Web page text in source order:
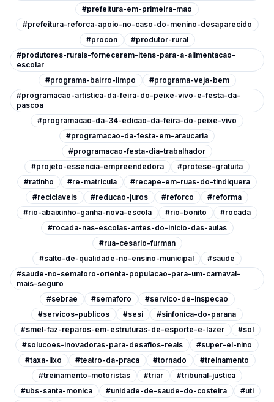
#prefeitura-em-primeira-mao
#prefeitura-reforca-apoio-no-caso-do-menino-desaparecido
#procon
#produtor-rural
#produtores-rurais-fornecerem-itens-para-a-alimentacao-
escolar
#programa-bairro-limpo
#programa-veja-bem
#programacao-artistica-da-feira-do-peixe-vivo-e-festa-da-
pascoa
#programacao-da-34-edicao-da-feira-do-peixe-vivo
#programacao-da-festa-em-araucaria
#programacao-festa-dia-trabalhador
#projeto-essencia-empreendedora
#protese-gratuita
#ratinho
#re-matricula
#recape-em-ruas-do-tindiquera
#reciclaveis
#reducao-juros #reforco
#reforma
#rio-abaixinho-ganha-nova-escola
#rio-bonito
#rocada
#rocada-nas-escolas-antes-do-inicio-das-aulas
#rua-cesario-furman
#salto-de-qualidade-no-ensino-municipal
#saude
#saude-no-semaforo-orienta-populacao-para-um-carnaval-
mais-seguro
#sebrae
#semaforo
#servico-de-inspecao
#servicos-publicos
#sesi
#sinfonica-do-parana
#smel-faz-reparos-em-estruturas-de-esporte-e-lazer
#sol
#solucoes-inovadoras-para-desafios-reais
#super-el-nino
#taxa-lixo
#teatro-da-praca #tornado
#treinamento
#treinamento-motoristas
#triar
#tribunal-justica
#ubs-santa-monica
#unidade-de-saude-do-costeira
#uti